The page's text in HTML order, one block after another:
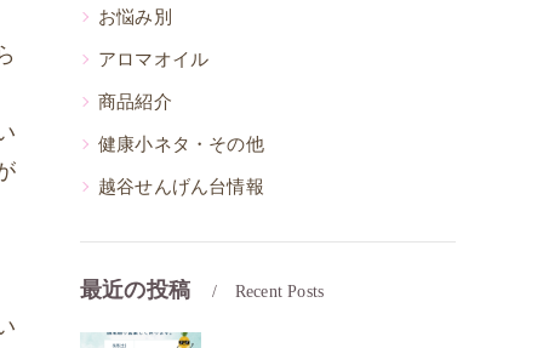
お悩み別
アロマオイル
商品紹介
健康小ネタ・その他
越谷せんげん台情報
最近の投稿 Recent Posts